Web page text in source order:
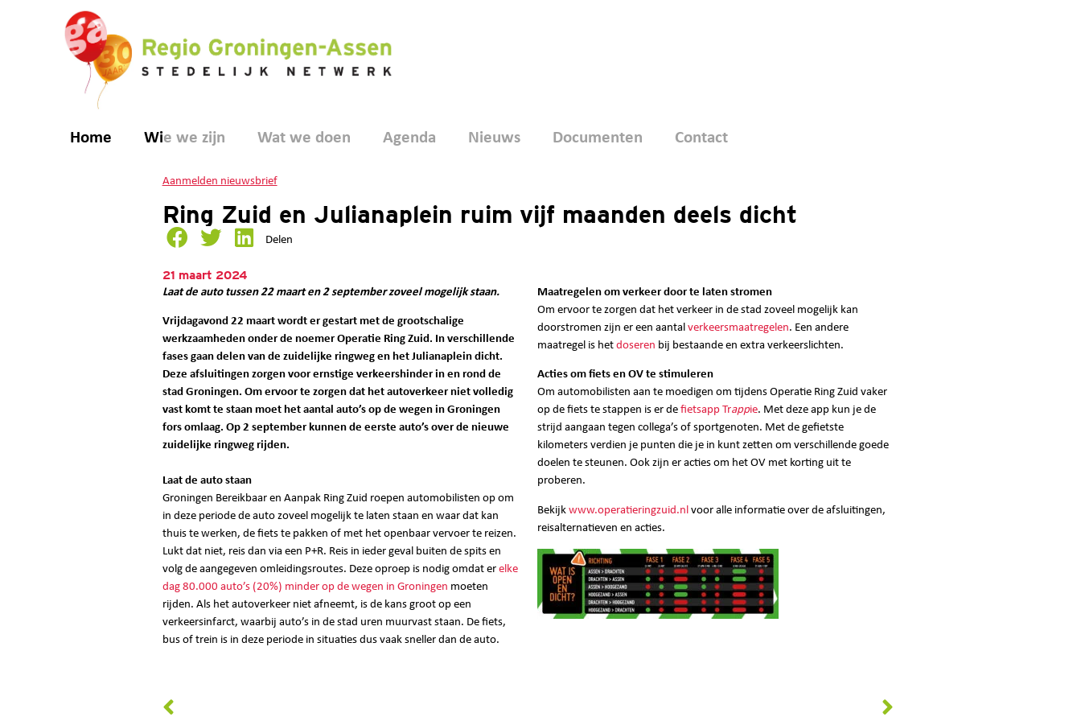
Home Wie we zijn Wat we doen Agenda Nieuws Documenten Contact
Aanmelden nieuwsbrief
Ring Zuid en Julianaplein ruim vijf maanden deels dicht
Delen
21 maart 2024
Laat de auto tussen 22 maart en 2 september zoveel mogelijk staan.
Vrijdagavond 22 maart wordt er gestart met de grootschalige
werkzaamheden onder de noemer Operatie Ring Zuid. In verschillende
fases gaan delen van de zuidelijke ringweg en het Julianaplein dicht.
Deze afsluitingen zorgen voor ernstige verkeershinder in en rond de
stad Groningen. Om ervoor te zorgen dat het autoverkeer niet volledig
vast komt te staan moet het aantal auto’s op de wegen in Groningen
fors omlaag. Op 2 september kunnen de eerste auto’s over de nieuwe
zuidelijke ringweg rijden.
Laat de auto staan
Groningen Bereikbaar en Aanpak Ring Zuid roepen automobilisten op om
in deze periode de auto zoveel mogelijk te laten staan en waar dat kan
thuis te werken, de fiets te pakken of met het openbaar vervoer te reizen.
Lukt dat niet, reis dan via een P+R. Reis in ieder geval buiten de spits en
volg de aangegeven omleidingsroutes. Deze oproep is nodig omdat er elke
dag 80.000 auto’s (20%) minder op de wegen in Groningen moeten
rijden. Als het autoverkeer niet afneemt, is de kans groot op een
verkeersinfarct, waarbij auto’s in de stad uren muurvast staan. De fiets,
bus of trein is in deze periode in situaties dus vaak sneller dan de auto.
Maatregelen om verkeer door te laten stromen
Om ervoor te zorgen dat het verkeer in de stad zoveel mogelijk kan
doorstromen zijn er een aantal verkeersmaatregelen. Een andere
maatregel is het doseren bij bestaande en extra verkeerslichten.
Acties om fiets en OV te stimuleren
Om automobilisten aan te moedigen om tijdens Operatie Ring Zuid vaker
op de fiets te stappen is er de fietsapp Trappie. Met deze app kun je de
strijd aangaan tegen collega’s of sportgenoten. Met de gefietste
kilometers verdien je punten die je in kunt zetten om verschillende goede
doelen te steunen. Ook zijn er acties om het OV met korting uit te
proberen.
Bekijk www.operatieringzuid.nl voor alle informatie over de afsluitingen,
reisalternatieven en acties.